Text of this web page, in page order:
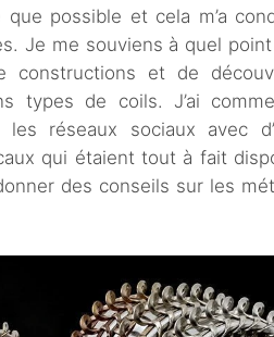
possible et cela m’a
Je me souviens à quel point
constructions et de
types de coils. J’ai
réseaux sociaux avec
qui étaient tout à fait
des conseils sur les